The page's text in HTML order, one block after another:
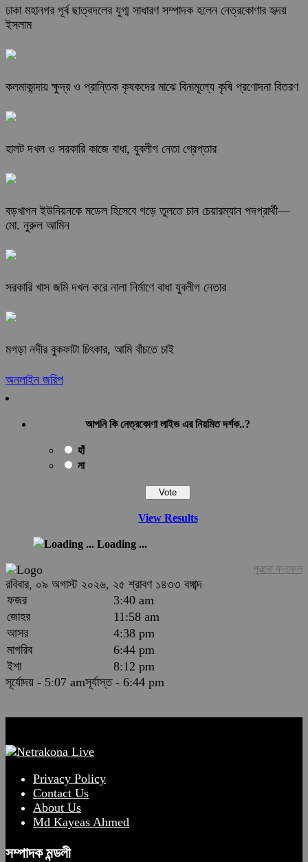
ঢাকা মহানগর পূর্ব ছাত্রদলের যুগ্ম সাধারণ সম্পাদক হলেন নেত্রকোণার হৃদয়
ইসলাম
কলমাকান্দায় ক্ষুদ্র ও প্রান্তিক কৃষকদের মাঝে বিনামূল্যে কৃষি প্রণোদনা বিতরণ
হালট দখল ও সরকারি কাজে বাধা, যুবলীগ নেতা গ্রেপ্তার
বড়খাপন ইউনিয়নকে মডেল হিসেবে গড়ে তুলতে চান চেয়ারম্যান পদপ্রার্থী—
মো. নুরুল আমিন
সরকারি খাস জমি দখল করে নালা নির্মাণে বাধা যুবলীগ নেতার
মগড়া নদীর বুকফাটা চিৎকার, আমি বাঁচতে চাই
অনলাইন জরিপ
আপনি কি নেত্রকোণা লাইভ এর নিয়মিত দর্শক..?
হাঁ
না
View Results
Loading ...
পুরনো ফলাফল
রবিবার, ০৯ অগাস্ট ২০২৬, ২৫ শ্রাবণ ১৪৩৩ বঙ্গাব্দ
ফজর
3:40 am
জোহর
11:58 am
আসর
4:38 pm
মাগরিব
6:44 pm
ইশা
8:12 pm
সূর্যোদয় - 5:07 amসূর্যাস্ত - 6:44 pm
Privacy Policy
Contact Us
About Us
Md Kayeas Ahmed
সম্পাদক মন্ডলী